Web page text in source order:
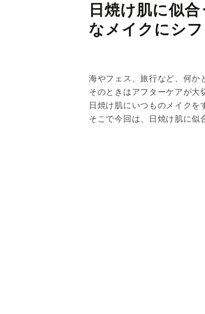
日焼け肌に似
なメイクにシフ
海やフェス、旅行など、何か
そのときはアフターケアが大
日焼け肌にいつものメイク
そこで今回は、日焼け肌に似